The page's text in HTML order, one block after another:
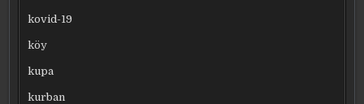
kovid-19
köy
kupa
kurban